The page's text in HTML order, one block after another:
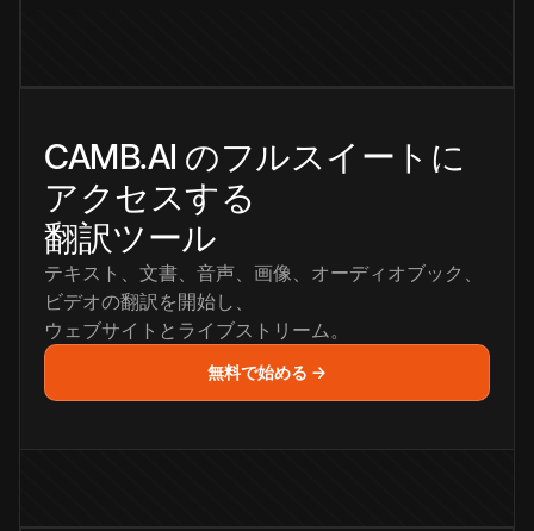
CAMB.AI のフルスイートに
アクセスする
翻訳ツール
テキスト、文書、音声、画像、オーディオブック、
ビデオの翻訳を開始し、
ウェブサイトとライブストリーム。
無料で始める →